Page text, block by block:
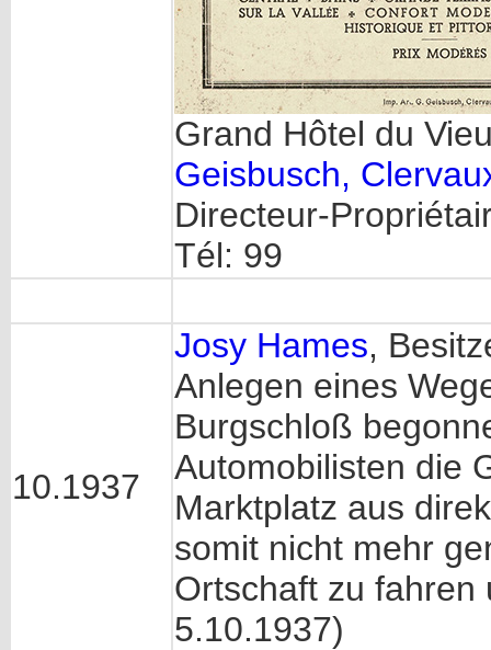
Grand Hôtel du
Geisbusch,
Directeur-
Tél: 99
10.1937
Josy Hames,
Anlegen eines
Burgschloß
Automobilisten die
Marktplatz aus
somit nicht mehr
Ortschaft zu fahren
5.10.1937)